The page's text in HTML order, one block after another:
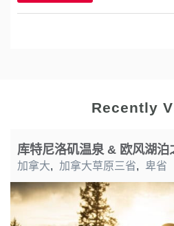
Recently
库特尼洛矶温泉 & 欧风湖泊
加拿大, 加拿大草原三省, 卑省